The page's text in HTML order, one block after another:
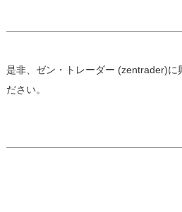
是非、ゼン・トレーダー (zentrader)に
ださい。